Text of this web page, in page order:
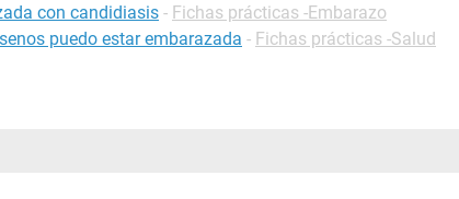
con candidiasis - Fichas prácticas -Embarazo
puedo estar embarazada - Fichas prácticas -Salud